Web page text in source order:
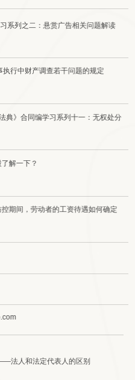
系列之二：悬赏广告相关问题解读
行中财产调查若干问题的规定
典》合同编学习系列十一：无权处分
解一下？
期间，劳动者的工资待遇如何确定
法人和法定代表人的区别